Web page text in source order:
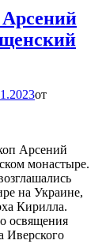
от
Арсений
монастыре.
на Украине,
Кирилла.
освящения
Иверского